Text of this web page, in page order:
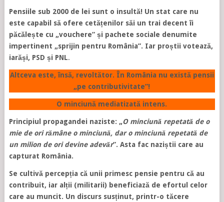
Pensiile sub 2000 de lei sunt o insultă! Un stat care nu
este capabil să ofere cetățenilor săi un trai decent îi
păcălește cu „vouchere” și pachete sociale denumite
impertinent „sprijin pentru România”. Iar proștii votează,
iarăși, PSD și PNL.
Altceva este, însă, revoltător. În România nu există pensii
„pe contributivitate”!
O minciună mediatizată intens.
Principiul propagandei naziste: „O minciună repetată de o
mie de ori rămâne o minciună, dar o minciună repetată de
un milion de ori devine adevăr”. Asta fac naziștii care au
capturat România.
Se cultivă percepția că unii primesc pensie pentru că au
contribuit, iar alții (militarii) beneficiază de efortul celor
care au muncit. Un discurs susținut, printr-o tăcere